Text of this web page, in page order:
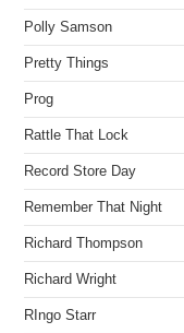
Polly Samson
Pretty Things
Prog
Rattle That Lock
Record Store Day
Remember That Night
Richard Thompson
Richard Wright
RIngo Starr